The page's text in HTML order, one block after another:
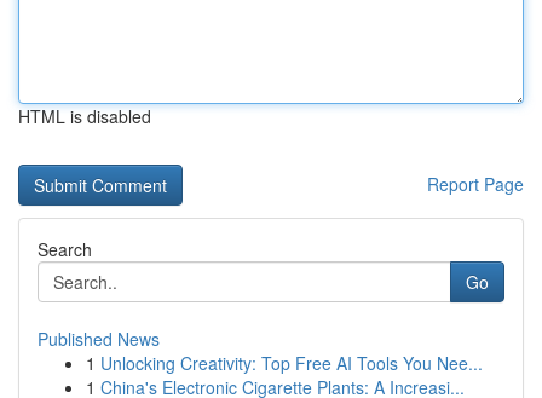
HTML is disabled
Report Page
Search
Go
Published News
1 Unlocking Creativity: Top Free AI Tools You Nee...
1 China's Electronic Cigarette Plants: A Increasi...